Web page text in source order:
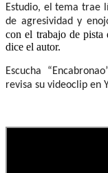
Estudio, el tema trae
de agresividad y
con el trabajo de pista
dice el autor.
Escucha
revisa su videoclip en